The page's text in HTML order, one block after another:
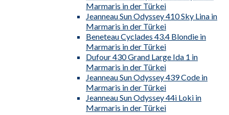
Marmaris in der Türkei
Jeanneau Sun Odyssey 410 Sky Lina in
Marmaris in der Türkei
Beneteau Cyclades 43.4 Blondie in
Marmaris in der Türkei
Dufour 430 Grand Large Ida 1 in
Marmaris in der Türkei
Jeanneau Sun Odyssey 439 Code in
Marmaris in der Türkei
Jeanneau Sun Odyssey 44i Loki in
Marmaris in der Türkei